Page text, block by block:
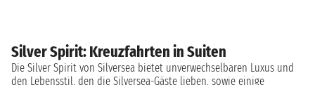
Silver Spirit: Kreuzfahrten in Suiten
Die Silver Spirit von Silversea bietet unverwechselbaren Luxus und
den Lebensstil, den die Silversea-Gäste lieben, sowie einige